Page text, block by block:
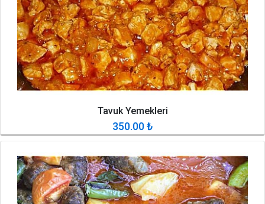
Tavuk Yemekleri
350.00₺